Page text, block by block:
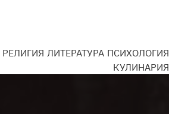
РЕЛИГИЯ ЛИТЕРАТУРА ПСИХОЛОГИЯ
КУЛИНАРИЯ